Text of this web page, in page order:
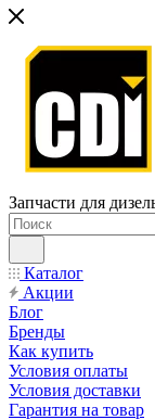
Запчасти для
Каталог
Акции
Блог
Бренды
Как купить
Условия оплаты
Условия доставки
Гарантия на товар